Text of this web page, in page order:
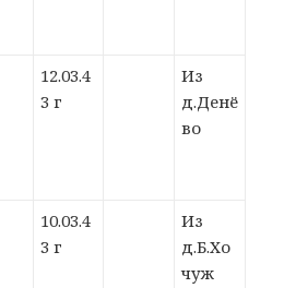
12.03.4
3 г
Из
д.Денё
во
10.03.4
3 г
Из
д.Б.Хо
чуж